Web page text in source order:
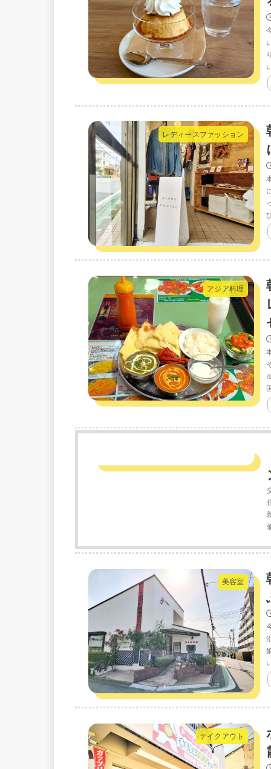
レディースファッション
アジア料理
美容室
テイクアウト